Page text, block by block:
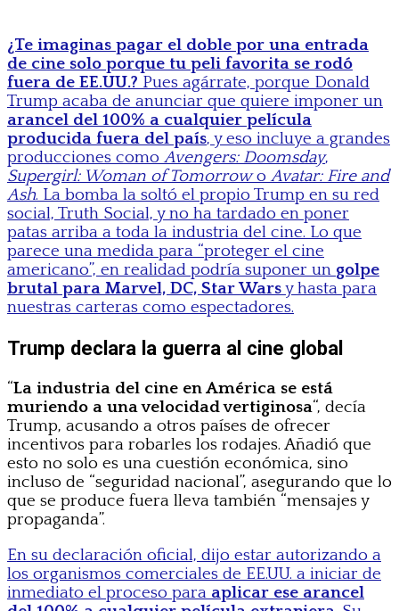
¿Te imaginas pagar el doble por una entrada
de cine solo porque tu peli favorita se rodó
fuera de EE.UU.? Pues agárrate, porque Donald
Trump acaba de anunciar que quiere imponer un
arancel del 100% a cualquier película
producida fuera del país, y eso incluye a grandes
producciones comoAvengers: Doomsday,
Supergirl: Woman of TomorrowoAvatar: Fire and
Ash. La bomba la soltó el propio Trump en su red
social, Truth Social, y no ha tardado en poner
patas arriba a toda la industria del cine. Lo que
parece una medida para “proteger el cine
americano”, en realidad podría suponer un golpe
brutal para Marvel, DC, Star Warsy hasta para
nuestras carteras como espectadores.
Trump declara la guerra al cine global
“La industria del cine en América se está
muriendo a una velocidad vertiginosa“, decía
Trump, acusando a otros países de ofrecer
incentivos para robarles los rodajes. Añadió que
esto no solo es una cuestión económica, sino
incluso de “seguridad nacional”, asegurando que lo
que se produce fuera lleva también “mensajes y
propaganda”.
En su declaración oficial, dijo estar autorizando a
los organismos comerciales de EE.UU. a iniciar de
inmediato el proceso para aplicar ese arancel